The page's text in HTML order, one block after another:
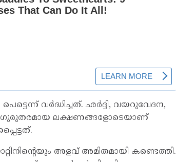
വര്‍ദ്ധിച്ചത്. ഛര്‍ദ്ദി, വയറുവേദന,
ഗുരുതരമായ ലക്ഷണങ്ങളോടെയാണ്
അളവ് അമിതമായി കണ്ടെത്തി.